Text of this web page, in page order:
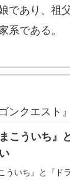
であり、祖
系である。
ンクエスト
こういち』
ういち』と『ド